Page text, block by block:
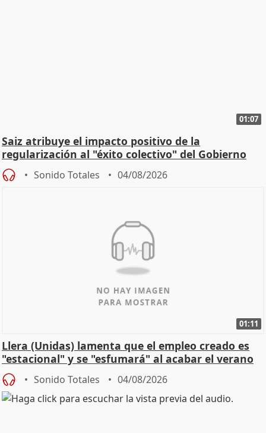
01:07
Saiz atribuye el impacto positivo de la
regularización al "éxito colectivo" del Gobierno
Sonido Totales 04/08/2026
01:11
Llera (Unidas) lamenta que el empleo creado es
"estacional" y se "esfumará" al acabar el verano
Sonido Totales 04/08/2026